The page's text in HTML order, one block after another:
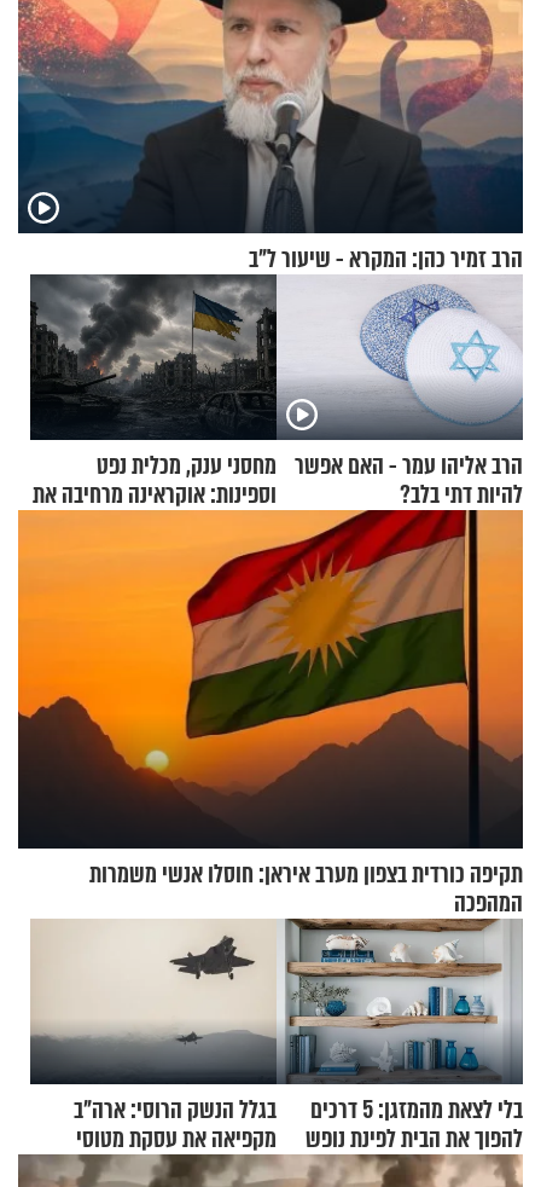
הרב זמיר כהן: המקרא - שיעור ל"ב
הרב אליהו עמר - האם אפשר
להיות דתי בלב?
מחסני ענק, מכלית נפט
וספינות: אוקראינה מרחיבה את
תקיפה כורדית בצפון מערב איראן: חוסלו אנשי משמרות
המהפכה
בלי לצאת מהמזגן: 5 דרכים
להפוך את הבית לפינת נופש
מעוצבת
בגלל הנשק הרוסי: ארה"ב
מקפיאה את עסקת מטוסי
הקרב לטורקיה